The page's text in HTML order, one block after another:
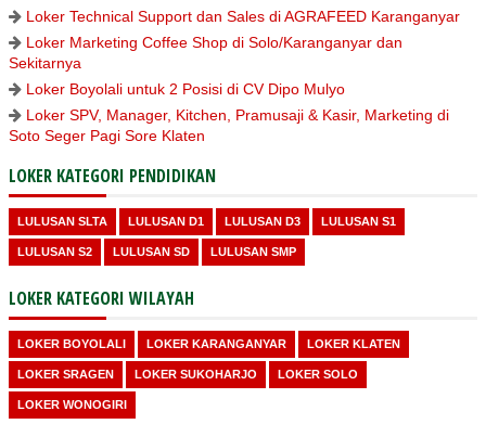
Loker Technical Support dan Sales di AGRAFEED Karanganyar
Loker Marketing Coffee Shop di Solo/Karanganyar dan
Sekitarnya
Loker Boyolali untuk 2 Posisi di CV Dipo Mulyo
Loker SPV, Manager, Kitchen, Pramusaji & Kasir, Marketing di
Soto Seger Pagi Sore Klaten
LOKER KATEGORI PENDIDIKAN
LULUSAN SLTA LULUSAN D1 LULUSAN D3 LULUSAN S1
LULUSAN S2 LULUSAN SD LULUSAN SMP
LOKER KATEGORI WILAYAH
LOKER BOYOLALI LOKER KARANGANYAR LOKER KLATEN
LOKER SRAGEN LOKER SUKOHARJO LOKER SOLO
LOKER WONOGIRI